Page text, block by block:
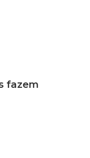
fazem